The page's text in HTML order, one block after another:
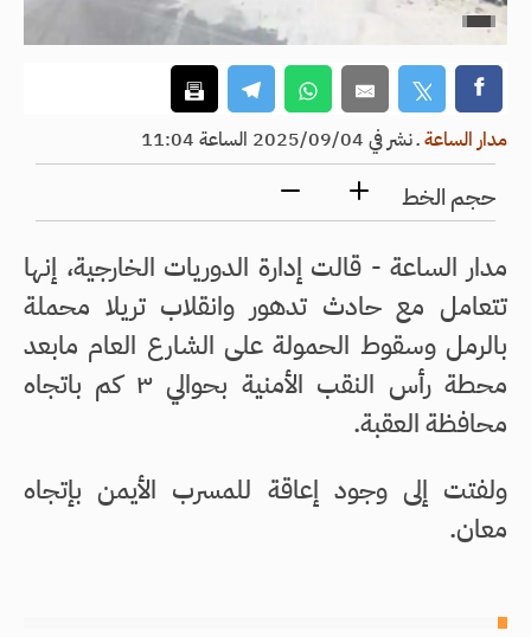
مدار الساعةـنشر في 2025/09/04 الساعة 11:04
حجم الخط
مدار الساعة - قالت إدارة الدوريات الخارجية، إنها
تتعامل مع حادث تدهور وانقلاب تريلا محملة
بالرمل وسقوط الحمولة على الشارع العام مابعد
محطة رأس النقب الأمنية بحوالي ٣ كم باتجاه
محافظة العقبة.
ولفتت إلى وجود إعاقة للمسرب الأيمن بإتجاه
معان.